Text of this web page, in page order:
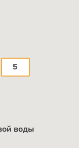
5
воды